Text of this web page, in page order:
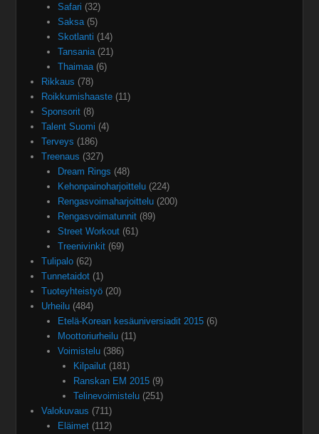
Safari (32)
Saksa(5)
Skotlanti (14)
Tansania(21)
Thaimaa(6)
Rikkaus (78)
Roikkumishaaste (11)
Sponsorit (8)
Talent Suomi (4)
Terveys (186)
Treenaus (327)
Dream Rings (48)
Kehonpainoharjoittelu(224)
Rengasvoimaharjoittelu(200)
Rengasvoimatunnit(89)
Street Workout(61)
Treenivinkit(69)
Tulipalo (62)
Tunnetaidot (1)
Tuoteyhteistyö (20)
Urheilu (484)
Etelä-Korean kesäuniversiadit 2015(6)
Moottoriurheilu(11)
Voimistelu(386)
Kilpailut (181)
Ranskan EM 2015 (9)
Telinevoimistelu (251)
Valokuvaus (711)
Eläimet(112)